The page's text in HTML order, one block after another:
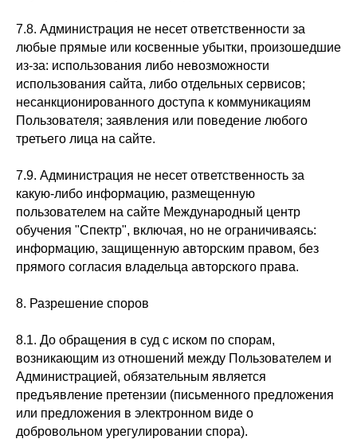
7.8. Администрация не несет ответственности за
любые прямые или косвенные убытки, произошедшие
из-за: использования либо невозможности
использования сайта, либо отдельных сервисов;
несанкционированного доступа к коммуникациям
Пользователя; заявления или поведение любого
третьего лица на сайте.
7.9. Администрация не несет ответственность за
какую-либо информацию, размещенную
пользователем на сайте Международный центр
обучения "Спектр", включая, но не ограничиваясь:
информацию, защищенную авторским правом, без
прямого согласия владельца авторского права.
8. Разрешение споров
8.1. До обращения в суд с иском по спорам,
возникающим из отношений между Пользователем и
Администрацией, обязательным является
предъявление претензии (письменного предложения
или предложения в электронном виде о
добровольном урегулировании спора).